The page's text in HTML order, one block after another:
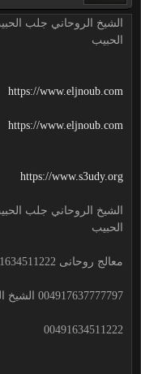
الحبيب
https://www.eljnoub.com
https://www.eljnoub.com
https://www.s3udy.org
الحبيب
معالج روحانى 00491634511222
004917637777797 الشيخ الروحاني جلب الحبيب و خلال ساعة
00491634511222